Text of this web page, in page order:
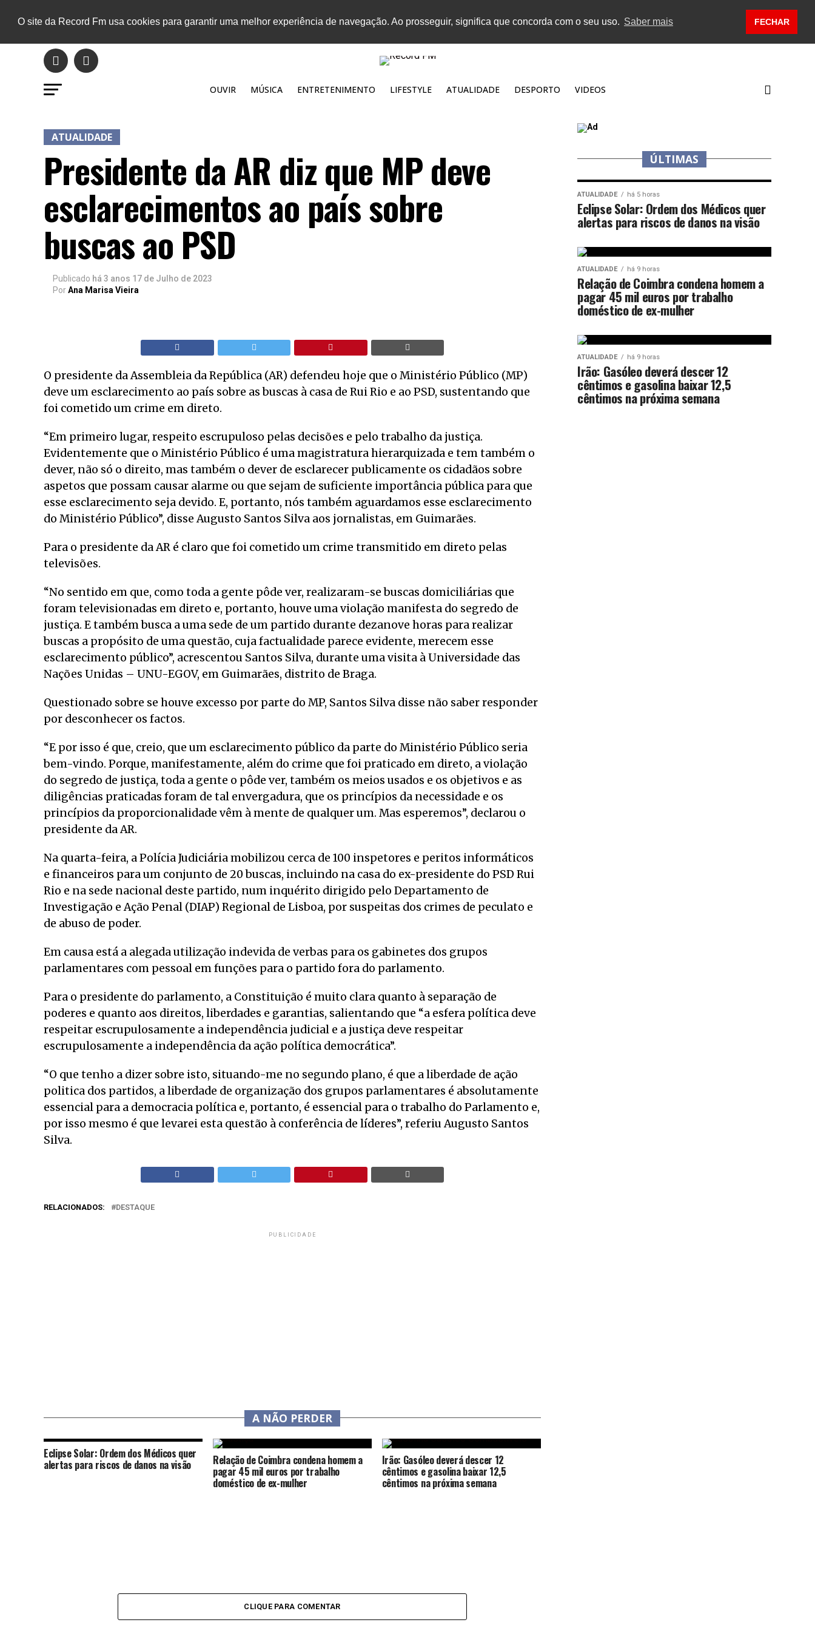
O site da Record Fm usa cookies para garantir uma melhor experiência de navegação. Ao prosseguir, significa que concorda com o seu uso. Saber mais FECHAR
OUVIR MÚSICA ENTRETENIMENTO LIFESTYLE ATUALIDADE DESPORTO VIDEOS
ATUALIDADE
Presidente da AR diz que MP deve
esclarecimentos ao país sobre
buscas ao PSD
Publicado há 3 anos 17 de Julho de 2023
PorAna Marisa Vieira
O presidente da Assembleia da República (AR) defendeu hoje que o Ministério Público (MP)
deve um esclarecimento ao país sobre as buscas à casa de Rui Rio e ao PSD, sustentando que
foi cometido um crime em direto.
“Em primeiro lugar, respeito escrupuloso pelas decisões e pelo trabalho da justiça.
Evidentemente que o Ministério Público é uma magistratura hierarquizada e tem também o
dever, não só o direito, mas também o dever de esclarecer publicamente os cidadãos sobre
aspetos que possam causar alarme ou que sejam de suficiente importância pública para que
esse esclarecimento seja devido. E, portanto, nós também aguardamos esse esclarecimento
do Ministério Público”, disse Augusto Santos Silva aos jornalistas, em Guimarães.
Para o presidente da AR é claro que foi cometido um crime transmitido em direto pelas
televisões.
“No sentido em que, como toda a gente pôde ver, realizaram-se buscas domiciliárias que
foram televisionadas em direto e, portanto, houve uma violação manifesta do segredo de
justiça. E também busca a uma sede de um partido durante dezanove horas para realizar
buscas a propósito de uma questão, cuja factualidade parece evidente, merecem esse
esclarecimento público”, acrescentou Santos Silva, durante uma visita à Universidade das
Nações Unidas – UNU-EGOV, em Guimarães, distrito de Braga.
Questionado sobre se houve excesso por parte do MP, Santos Silva disse não saber responder
por desconhecer os factos.
“E por isso é que, creio, que um esclarecimento público da parte do Ministério Público seria
bem-vindo. Porque, manifestamente, além do crime que foi praticado em direto, a violação
do segredo de justiça, toda a gente o pôde ver, também os meios usados e os objetivos e as
diligências praticadas foram de tal envergadura, que os princípios da necessidade e os
princípios da proporcionalidade vêm à mente de qualquer um. Mas esperemos”, declarou o
presidente da AR.
Na quarta-feira, a Polícia Judiciária mobilizou cerca de 100 inspetores e peritos informáticos
e financeiros para um conjunto de 20 buscas, incluindo na casa do ex-presidente do PSD Rui
Rio e na sede nacional deste partido, num inquérito dirigido pelo Departamento de
Investigação e Ação Penal (DIAP) Regional de Lisboa, por suspeitas dos crimes de peculato e
de abuso de poder.
Em causa está a alegada utilização indevida de verbas para os gabinetes dos grupos
parlamentares com pessoal em funções para o partido fora do parlamento.
Para o presidente do parlamento, a Constituição é muito clara quanto à separação de
poderes e quanto aos direitos, liberdades e garantias, salientando que “a esfera política deve
respeitar escrupulosamente a independência judicial e a justiça deve respeitar
escrupulosamente a independência da ação política democrática”.
“O que tenho a dizer sobre isto, situando-me no segundo plano, é que a liberdade de ação
politica dos partidos, a liberdade de organização dos grupos parlamentares é absolutamente
essencial para a democracia política e, portanto, é essencial para o trabalho do Parlamento e,
por isso mesmo é que levarei esta questão à conferência de líderes”, referiu Augusto Santos
Silva.
RELACIONADOS: DESTAQUE
PUBLICIDADE
A NÃO PERDER
Eclipse Solar: Ordem dos Médicos quer
alertas para riscos de danos na visão Relação de Coimbra condena homem a
pagar 45 mil euros por trabalho
doméstico de ex-mulher
Irão: Gasóleo deverá descer 12
cêntimos e gasolina baixar 12,5
cêntimos na próxima semana
CLIQUE PARA COMENTAR
ÚLTIMAS
ATUALIDADE há 5 horas
Eclipse Solar: Ordem dos Médicos quer
alertas para riscos de danos na visão
ATUALIDADE há 9 horas
Relação de Coimbra condena homem a
pagar 45 mil euros por trabalho
doméstico de ex-mulher
ATUALIDADE há 9 horas
Irão: Gasóleo deverá descer 12
cêntimos e gasolina baixar 12,5
cêntimos na próxima semana